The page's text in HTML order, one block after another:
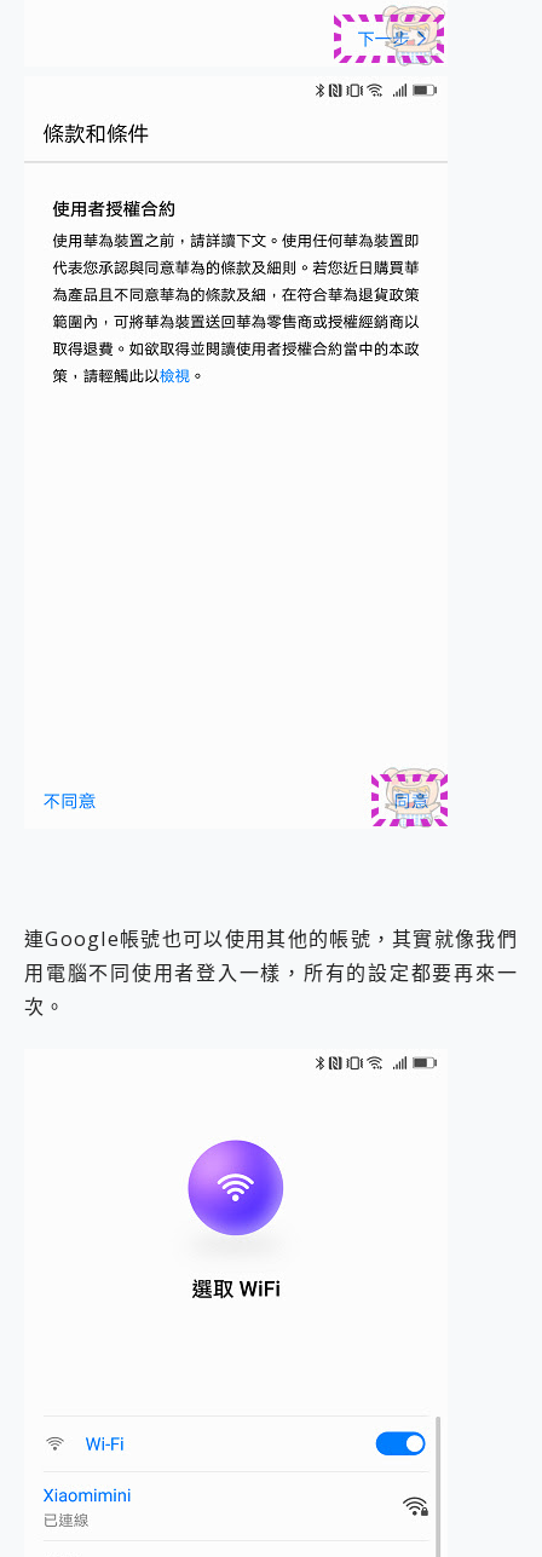
連Google帳號也可以使用其他的帳號，其實就像我們
用電腦不同使用者登入一樣，所有的設定都要再來一
次。